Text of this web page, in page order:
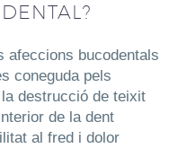
afeccions bucodentals
coneguda pels
destrucció de teixit
de la dent
al fred i dolor